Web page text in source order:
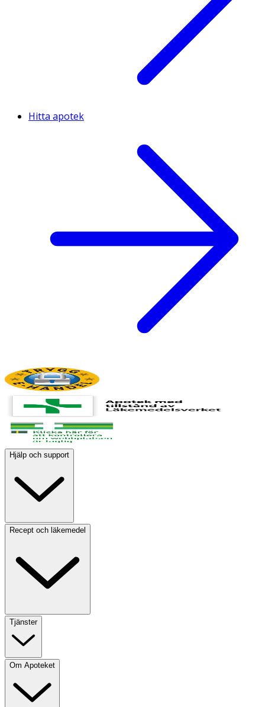
Hitta apotek
Hjälp och support
Recept och läkemedel
Tjänster
Om Apoteket